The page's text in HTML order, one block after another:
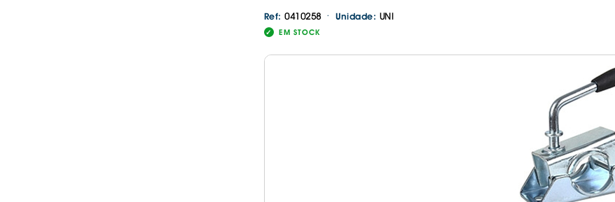
Ref: 0410258 · Unidade: UNI
EM STOCK